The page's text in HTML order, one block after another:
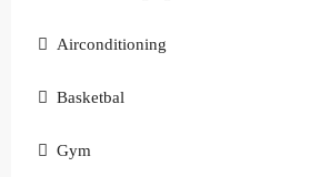
Airconditioning
Basketbal
Gym